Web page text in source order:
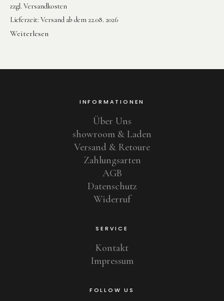
zzgl. Versandkosten
Lieferzeit: Versand ab dem 22.08. 2026
Weiterlesen
INFORMATIONEN
Über Uns
showroom & Laden
Versand & Retoure
Zahlungsarten
AGB
Datenschutz
Widerruf
SERVICE
Kontakt
Impressum
FOLLOW US